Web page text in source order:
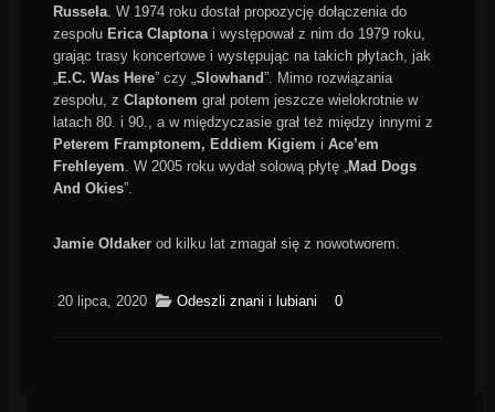
Russela. W 1974 roku dostał propozycję dołączenia do
zespołu Erica Claptonai występował z nim do 1979 roku,
grając trasy koncertowe i występując na takich płytach, jak
„E.C. Was Here” czy „Slowhand”. Mimo rozwiązania
zespołu, z Claptonem grał potem jeszcze wielokrotnie w
latach 80. i 90., a w międzyczasie grał też między innymi z
Peterem Framptonem, Eddiem Kigiem i Ace’em
Frehleyem. W 2005 roku wydał solową płytę „Mad Dogs
And Okies”.
Jamie Oldakerod kilku lat zmagał się z nowotworem.
20 lipca, 2020 Odeszli znani i lubiani 0